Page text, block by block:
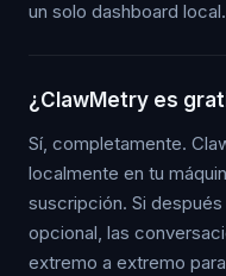
un solo dashboard local.
¿ClawMetry es
Sí, completamente.
localmente en tu
suscripción. Si
opcional, las
extremo a extremo